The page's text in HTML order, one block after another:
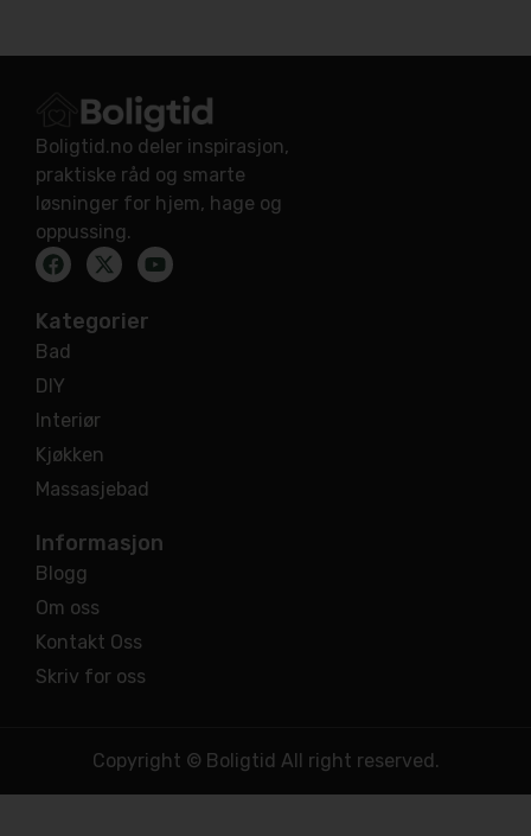
Boligtid.no deler inspirasjon,
praktiske råd og smarte
løsninger for hjem, hage og
oppussing.
Kategorier
Bad
DIY
Interiør
Kjøkken
Massasjebad
Informasjon
Blogg
Om oss
Kontakt Oss
Skriv for oss
Copyright © Boligtid All right reserved.